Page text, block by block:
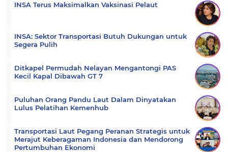
INSA Terus Maksimalkan Vaksinasi Pelaut
INSA: Sektor Transportasi Butuh Dukungan untuk
Segera Pulih
Ditkapel Permudah Nelayan Mengantongi PAS
Kecil Kapal Dibawah GT 7
Puluhan Orang Pandu Laut Dalam Dinyatakan
Lulus Pelatihan Kemenhub
Transportasi Laut Pegang Peranan Strategis untuk
Merajut Keberagaman Indonesia dan Mendorong
Pertumbuhan Ekonomi